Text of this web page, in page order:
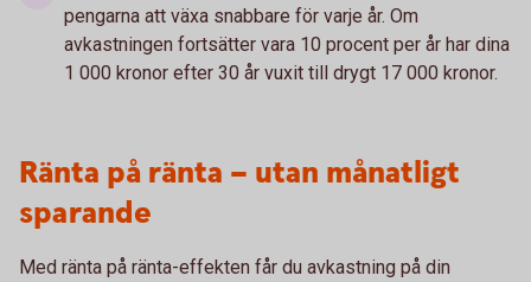
pengarna att växa snabbare för varje år. Om
avkastningen fortsätter vara 10 procent per år har dina
1 000 kronor efter 30 år vuxit till drygt 17 000 kronor.
Ränta på ränta – utan månatligt
sparande
Med ränta på ränta-effekten får du avkastning på din